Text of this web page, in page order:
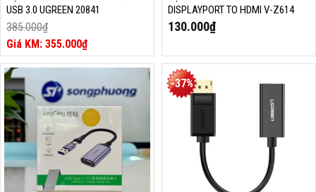
USB 3.0 UGREEN 20841
385.000₫
Giá
gốc
là:
385.000₫.
355.000₫
Giá
hiện
tại
là:
355.000₫.
DISPLAYPORT TO HDMI V-Z614
130.000₫
-37%